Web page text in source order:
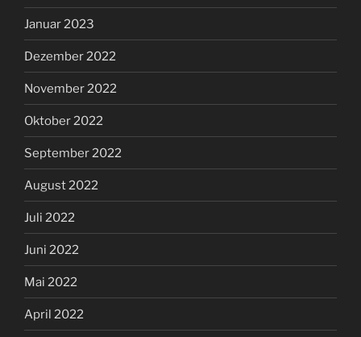
Januar 2023
Dezember 2022
November 2022
Oktober 2022
September 2022
August 2022
Juli 2022
Juni 2022
Mai 2022
April 2022